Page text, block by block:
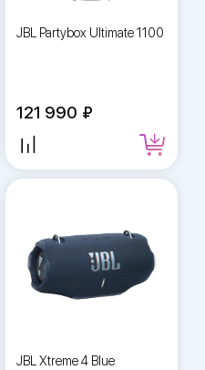
JBL Partybox Ultimate 1100
121 990
JBL Xtreme 4 Blue